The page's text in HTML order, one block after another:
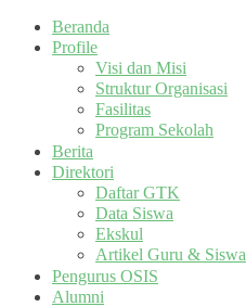
Beranda
Profile
Visi dan Misi
Struktur Organisasi
Fasilitas
Program Sekolah
Berita
Direktori
Daftar GTK
Data Siswa
Ekskul
Artikel Guru & Siswa
Pengurus OSIS
Alumni